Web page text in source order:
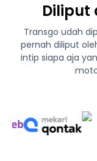
Diliput
Transgo udah
pernah diliput
intip siapa aja